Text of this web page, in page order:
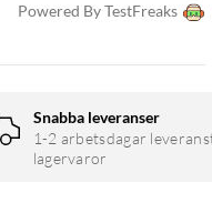
Powered By TestFreaks
Snabba leveranser
1-2 arbetsdagar
lagervaror